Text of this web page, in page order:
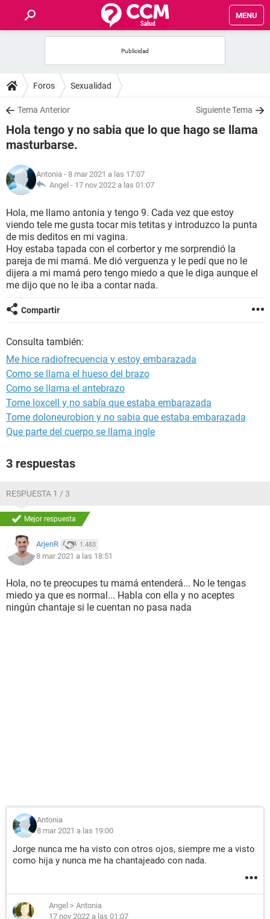
MENU
FOROS
SALUD
FAMILIA
NUTRICIÓN
SEXUALIDAD
GLOSARIO
Foros Sexualidad
Tema Anterior Siguiente Tema
Hola tengo y no sabia que lo que hago se llama
masturbarse.
Antonia - 8 mar 2021 a las 17:07
Angel - 17 nov 2022 a las 01:07
Hola, me llamo antonia y tengo 9. Cada vez que estoy
viendo tele me gusta tocar mis tetitas y introduzco la punta
de mis deditos en mi vagina.
Hoy estaba tapada con el corbertor y me sorprendió la
pareja de mi mamá. Me dió verguenza y le pedí que no le
dijera a mi mamá pero tengo miedo a que le diga aunque el
me dijo que no le iba a contar nada.
Compartir
Consulta también:
Me hice radiofrecuencia y estoy embarazada
Como se llama el hueso del brazo
Como se llama el antebrazo
Tome loxcell y no sabía que estaba embarazada
Tome doloneurobion y no sabia que estaba embarazada
Que parte del cuerpo se llama ingle
3 respuestas
RESPUESTA 1 / 3
Mejor respuesta
ArjenR 1.483
8 mar 2021 a las 18:51
Hola, no te preocupes tu mamá entenderá... No le tengas
miedo ya que es normal... Habla con ella y no aceptes
ningún chantaje si le cuentan no pasa nada
Antonia
8 mar 2021 a las 19:00
Jorge nunca me ha visto con otros ojos, siempre me a visto
como hija y nunca me ha chantajeado con nada.
Angel > Antonia
17 nov 2022 a las 01:07